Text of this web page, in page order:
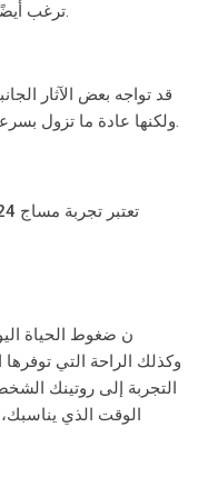
ترغب أيضًا في زيارة المركز شخصيًا قبل حجز موعد.
قد تواجه بعض الآثار
ولكنها عادة ما تزول بسرعة. تأكد من إبلاغ المعالج بأي مشاكل صحية.
تعتبر تجربة مساج 24 ساعة
ن ضغوط الحياة
وكذلك الراحة التي
التجربة إلى روتينك
الوقت الذي